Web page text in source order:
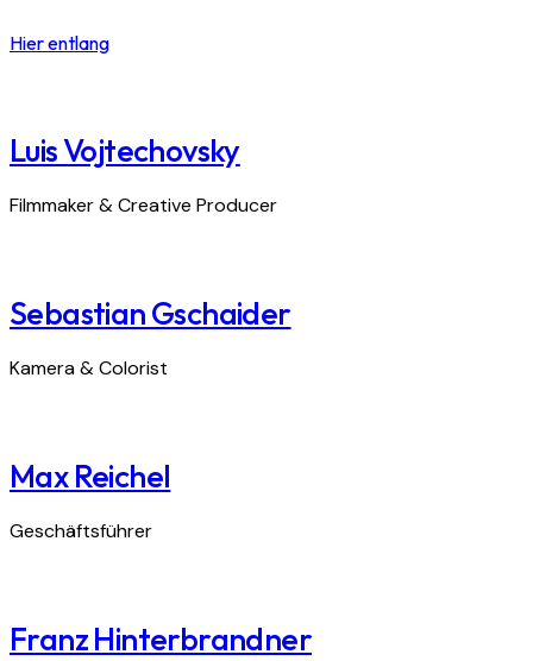
Hier entlang
Luis Vojtechovsky
Filmmaker & Creative Producer
Sebastian Gschaider
Kamera & Colorist
Max Reichel
Geschäftsführer
Franz Hinterbrandner